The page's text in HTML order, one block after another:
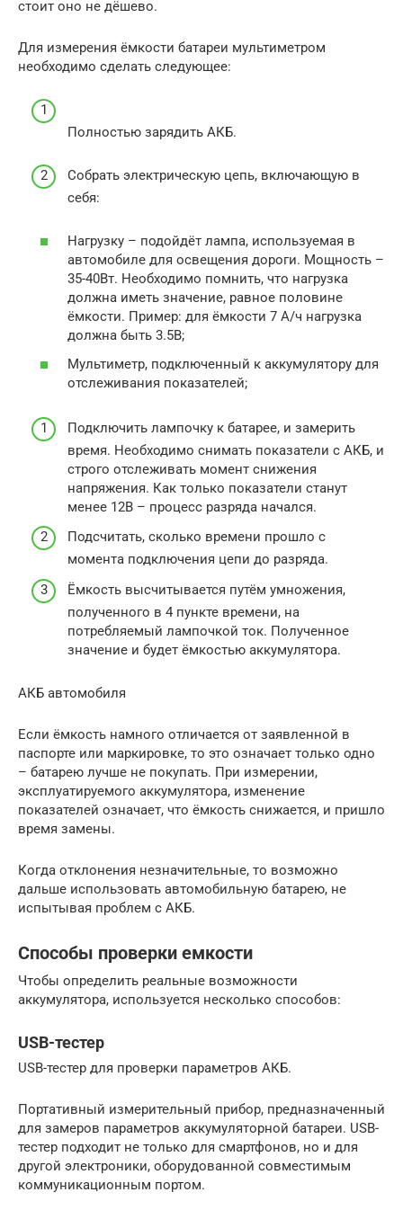
стоит оно не дёшево.
Для измерения ёмкости батареи мультиметром
необходимо сделать следующее:
Полностью зарядить АКБ.
Собрать электрическую цепь, включающую в
себя:
Нагрузку – подойдёт лампа, используемая в
автомобиле для освещения дороги. Мощность –
35-40Вт. Необходимо помнить, что нагрузка
должна иметь значение, равное половине
ёмкости. Пример: для ёмкости 7 А/ч нагрузка
должна быть 3.5В;
Мультиметр, подключенный к аккумулятору для
отслеживания показателей;
Подключить лампочку к батарее, и замерить
время. Необходимо снимать показатели с АКБ, и
строго отслеживать момент снижения
напряжения. Как только показатели станут
менее 12В – процесс разряда начался.
Подсчитать, сколько времени прошло с
момента подключения цепи до разряда.
Ёмкость высчитывается путём умножения,
полученного в 4 пункте времени, на
потребляемый лампочкой ток. Полученное
значение и будет ёмкостью аккумулятора.
АКБ автомобиля
Если ёмкость намного отличается от заявленной в
паспорте или маркировке, то это означает только одно
– батарею лучше не покупать. При измерении,
эксплуатируемого аккумулятора, изменение
показателей означает, что ёмкость снижается, и пришло
время замены.
Когда отклонения незначительные, то возможно
дальше использовать автомобильную батарею, не
испытывая проблем с АКБ.
Способы проверки емкости
Чтобы определить реальные возможности
аккумулятора, используется несколько способов:
USB-тестер
USB-тестер для проверки параметров АКБ.
Портативный измерительный прибор, предназначенный
для замеров параметров аккумуляторной батареи. USB-
тестер подходит не только для смартфонов, но и для
другой электроники, оборудованной совместимым
коммуникационным портом.